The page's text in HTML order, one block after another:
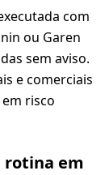
com
ou Garen
sem aviso.
e comerciais
risco
rotina em